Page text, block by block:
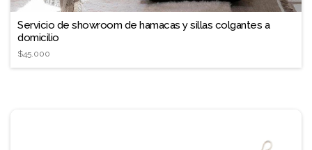
Servicio de showroom de hamacas y sillas colgantes a
domicilio
$45.000